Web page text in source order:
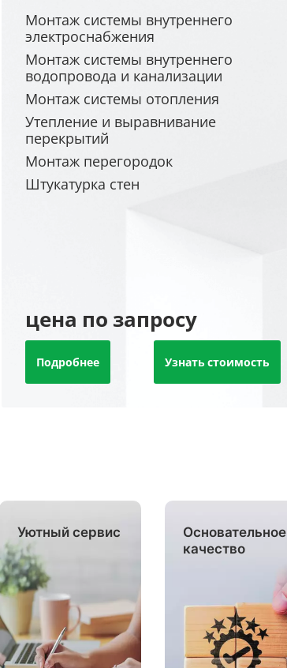
Монтаж системы внутреннего
электроснабжения
Монтаж системы внутреннего
водопровода и канализации
Монтаж системы отопления
Утепление и выравнивание
перекрытий
Монтаж перегородок
Штукатурка стен
цена по запросу
Подробнее Узнать стоимость
Уютный сервис
Основательное
качество